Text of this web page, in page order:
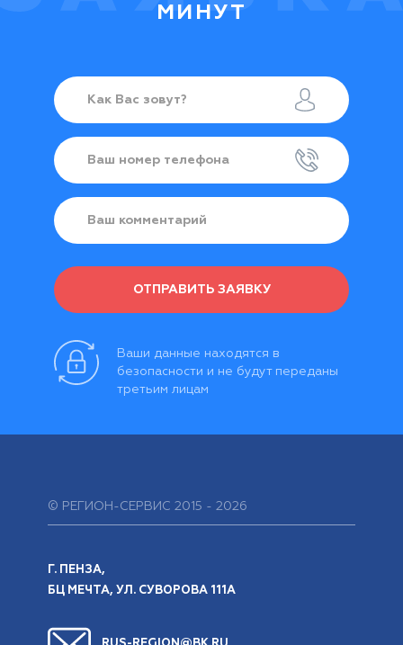
МИНУТ
ОТПРАВИТЬ ЗАЯВКУ
Ваши данные находятся в
безопасности и не будут переданы
третьим лицам
© РЕГИОН-СЕРВИС 2015 - 2026
Г. ПЕНЗА,
БЦ МЕЧТА, УЛ. СУВОРОВА 111А